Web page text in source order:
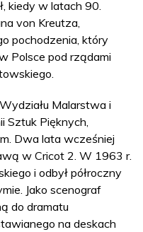
kiedy w latach 90.
von Kreutza,
pochodzenia, który
Polsce pod rządami
Malarstwa i
Sztuk Pięknych,
Dwa lata wcześniej
w Cricot 2. W 1963 r.
i odbył półroczny
Jako scenograf
do dramatu
na deskach